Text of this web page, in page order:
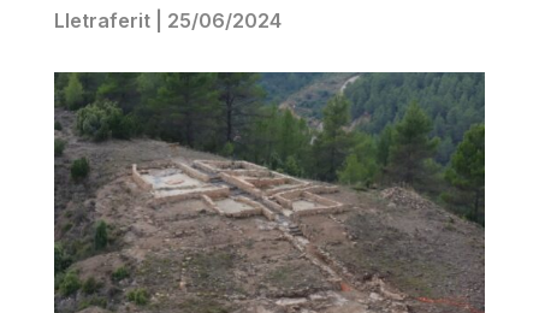
Lletraferit| 25/06/2024